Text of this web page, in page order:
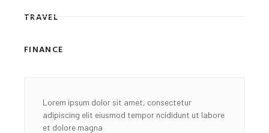
TRAVEL
FINANCE
Lorem ipsum dolor sit amet, consectetur
adipiscing elit eiusmod tempor ncididunt ut labore
et dolore magna